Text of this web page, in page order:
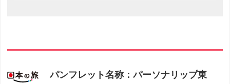
パンフレット名称：パーソナリップ東